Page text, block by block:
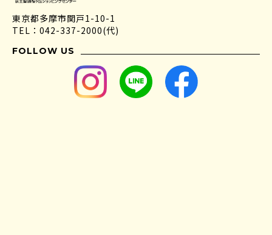
東京都多摩市関戸1-10-1
TEL：042-337-2000(代)
FOLLOW US